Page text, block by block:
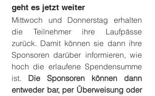
geht es jetzt weiter
Mittwoch und Donnerstag erhalten
die Teilnehmer ihre Laufpässe
zurück. Damit können sie dann ihre
Sponsoren darüber informieren, wie
hoch die erlaufene Spendensumme
ist. Die Sponsoren können dann
entweder bar, per Überweisung oder